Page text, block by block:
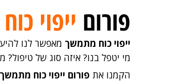
פורום ייפוי
ייפוי כוח מתמשך מאפשר לנו
מי יטפל בנו? איזה סוג של
הקמנו את פורום ייפוי כוח מתמשך